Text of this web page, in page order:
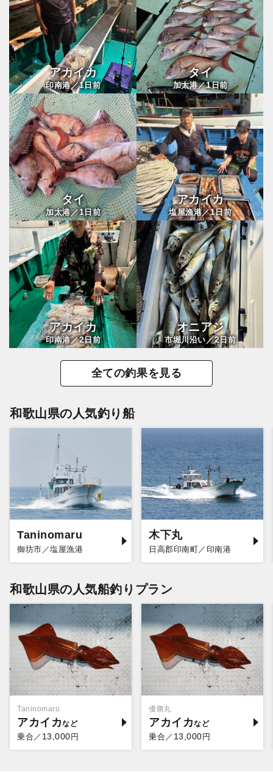
アカイカ
印南港／1日前
タイ
加太港／1日前
タイ
加太港／1日前
アカイカ
塩屋漁港／1日前
アカイカ
印南港／2日前
オニアジ
市堀川沿い／2日前
全ての釣果を見る
和歌山県の人気釣り船
Taninomaru
御坊市／塩屋漁港
木下丸
日高郡印南町／印南港
和歌山県の人気船釣りプラン
Taninomaru
アカイカ
乗合／ 13,000円
優勝丸
アカイカ
乗合／ 13,000円